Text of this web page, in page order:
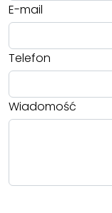
E-mail
Telefon
Wiadomość